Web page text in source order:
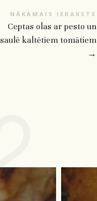
NĀKAMAIS IERAKSTS
Ceptas olas ar pesto un
saulē kaltētiem tomātiem
→